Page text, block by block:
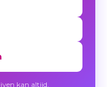
kan altijd.